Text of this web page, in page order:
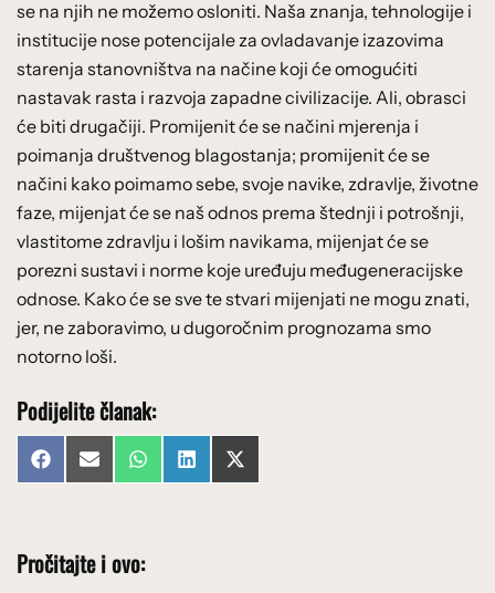
se na njih ne možemo osloniti. Naša znanja, tehnologije i
institucije nose potencijale za ovladavanje izazovima
starenja stanovništva na načine koji će omogućiti
nastavak rasta i razvoja zapadne civilizacije. Ali, obrasci
će biti drugačiji. Promijenit će se načini mjerenja i
poimanja društvenog blagostanja; promijenit će se
načini kako poimamo sebe, svoje navike, zdravlje, životne
faze, mijenjat će se naš odnos prema štednji i potrošnji,
vlastitome zdravlju i lošim navikama, mijenjat će se
porezni sustavi i norme koje uređuju međugeneracijske
odnose. Kako će se sve te stvari mijenjati ne mogu znati,
jer, ne zaboravimo, u dugoročnim prognozama smo
notorno loši.
Podijelite članak:
Share
on
FacebookShare
on
Email Share
on
WhatsAppShare
on
LinkedInShare
on
X
(Twitter)
Pročitajte i ovo: